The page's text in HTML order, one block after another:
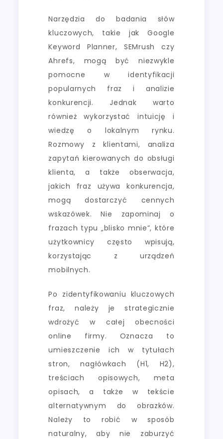
Narzędzia do badania słów
kluczowych, takie jak Google
Keyword Planner, SEMrush czy
Ahrefs, mogą być niezwykle
pomocne w identyfikacji
popularnych fraz i analizie
konkurencji. Jednak warto
również wykorzystać intuicję i
wiedzę o lokalnym rynku.
Rozmowy z klientami, analiza
zapytań kierowanych do obsługi
klienta, a także obserwacja,
jakich fraz używa konkurencja,
mogą dostarczyć cennych
wskazówek. Nie zapominaj o
frazach typu „blisko mnie”, które
użytkownicy często wpisują,
korzystając z urządzeń
mobilnych.
Po zidentyfikowaniu kluczowych
fraz, należy je strategicznie
wdrożyć w całej obecności
online firmy. Oznacza to
umieszczenie ich w tytułach
stron, nagłówkach (H1, H2),
treściach opisowych, meta
opisach, a także w tekście
alternatywnym do obrazków.
Należy to robić w sposób
naturalny, aby nie zaburzyć